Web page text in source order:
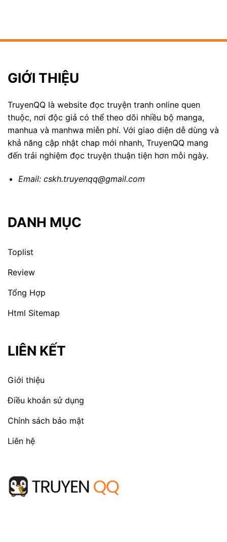
GIỚI THIỆU
TruyenQQ là website đọc truyện tranh online quen
thuộc, nơi độc giả có thể theo dõi nhiều bộ manga,
manhua và manhwa miễn phí. Với giao diện dễ dùng và
khả năng cập nhật chap mới nhanh, TruyenQQ mang
đến trải nghiệm đọc truyện thuận tiện hơn mỗi ngày.
Email: cskh.truyenqq@gmail.com
DANH MỤC
Toplist
Review
Tổng Hợp
Html Sitemap
LIÊN KẾT
Giới thiệu
Điều khoản sử dụng
Chính sách bảo mật
Liên hệ